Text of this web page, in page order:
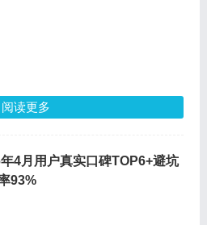
阅读更多
4月用户真实口碑TOP6+避坑
93%